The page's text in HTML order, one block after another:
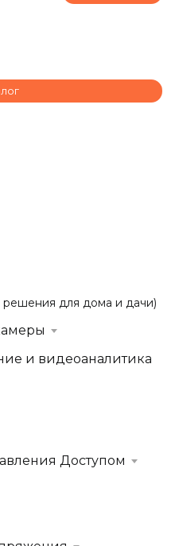
для дома и дачи)
и видеоаналитика
Доступом